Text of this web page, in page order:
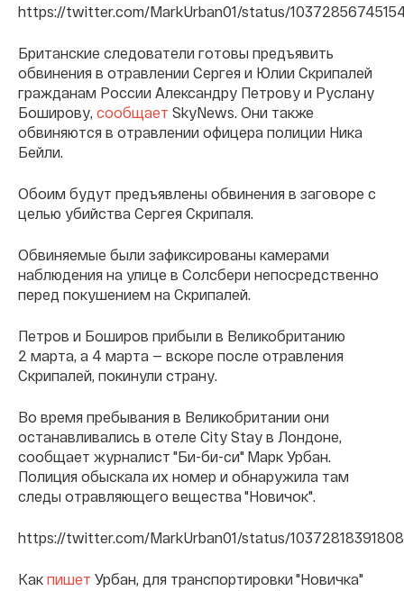
https://twitter.com/MarkUrban01/status/
Британские следователи готовы предъявить
обвинения в отравлении Сергея и Юлии Скрипалей
гражданам России Александру Петрову и Руслану
Боширову, сообщает SkyNews. Они также
обвиняются в отравлении офицера полиции Ника
Бейли.
Обоим будут предъявлены обвинения в заговоре с
целью убийства Сергея Скрипаля.
Обвиняемые были зафиксированы камерами
наблюдения на улице в Солсбери непосредственно
перед покушением на Скрипалей.
Петров и Боширов прибыли в Великобританию
2 марта, а 4 марта — вскоре после отравления
Скрипалей, покинули страну.
Во время пребывания в Великобритании они
останавливались в отеле City Stay в Лондоне,
сообщает журналист "Би-би-си" Марк Урбан.
Полиция обыскала их номер и обнаружила там
следы отравляющего вещества "Новичок".
https://twitter.com/MarkUrban01/status/
Как пишет Урбан, для транспортировки "Новичка"